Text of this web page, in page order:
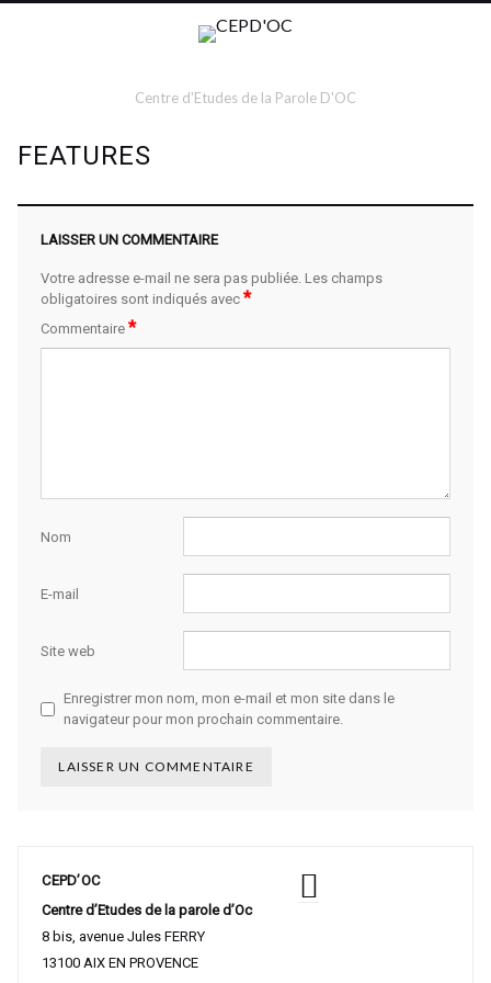
Centre d'Etudes de la Parole D'OC
FEATURES
LAISSER UN COMMENTAIRE
Votre adresse e-mail ne sera pas publiée. Les champs
obligatoires sont indiqués avec*
Commentaire*
Nom
E-mail
Site web
Enregistrer mon nom, mon e-mail et mon site dans le
navigateur pour mon prochain commentaire.
CEPD’OC
Centre d’Etudes de la parole d’Oc
8 bis, avenue Jules FERRY
13100 AIX EN PROVENCE